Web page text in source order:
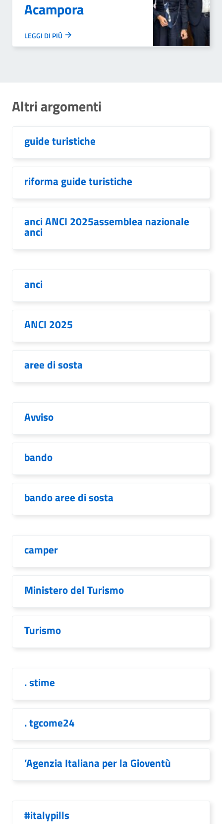
Acampora
LEGGI DI PIÙ
Altri argomenti
guide turistiche
riforma guide turistiche
anci ANCI 2025assemblea nazionale
anci
anci
ANCI 2025
aree di sosta
Avviso
bando
bando aree di sosta
camper
Ministero del Turismo
Turismo
. stime
. tgcome24
’Agenzia Italiana per la Gioventù
#italypills